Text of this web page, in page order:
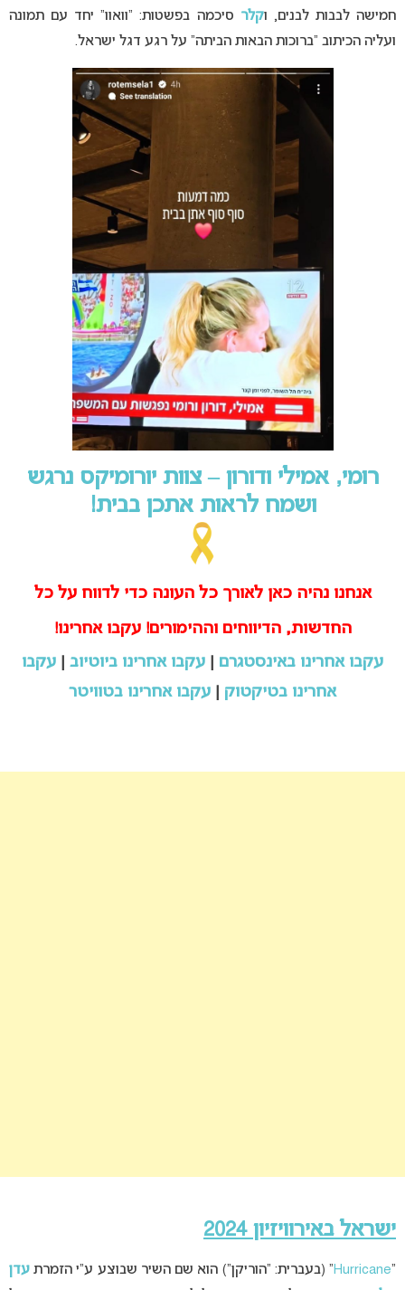
חמישה לבבות לבנים, וקלר סיכמה בפשטות: “וואוו” יחד עם תמונה
ועליה הכיתוב “ברוכות הבאות הביתה” על רגע דגל ישראל.
רומי, אמילי ודורון – צוות יורומיקס נרגש
ושמח לראות אתכן בבית!
אנחנו נהיה כאן לאורך כל העונה כדי לדווח על כל
החדשות, הדיווחים וההימורים! עקבו אחרינו!
עקבו אחרינו באינסטגרם
עקבו אחרינו ביוטיוב
עקבו
אחרינו בטיקטוק
עקבו אחרינו בטוויטר
ישראל באירוויזיון 2024
“
Hurricane” (בעברית: “הוריקן”) הוא שם השיר שבוצע ע”י הזמרת עדן